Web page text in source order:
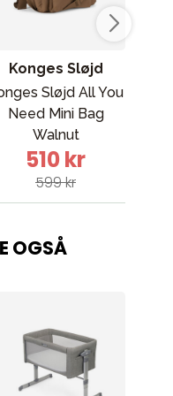
Konges Sløjd
Sløjd All You
Need Mini Bag
Walnut
510 kr
599 kr
OGSÅ